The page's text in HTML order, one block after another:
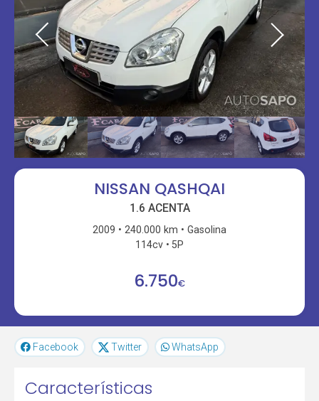
NISSAN QASHQAI
1.6 ACENTA
2009 240.000 km
Gasolina
114cv
5P
6.750€
Facebook Twitter WhatsApp
Características